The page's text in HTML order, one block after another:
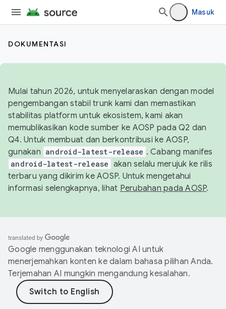
Masuk
DOKUMENTASI
Mulai tahun 2026, untuk menyelaraskan dengan model
pengembangan stabil trunk kami dan memastikan
stabilitas platform untuk ekosistem, kami akan
memublikasikan kode sumber ke AOSP pada Q2 dan
Q4. Untuk membuat dan berkontribusi ke AOSP,
gunakan android-latest-release . Cabang manifes
android-latest-release akan selalu merujuk ke rilis
terbaru yang dikirim ke AOSP. Untuk mengetahui
informasi selengkapnya, lihat Perubahan pada AOSP.
Google menggunakan teknologi AI untuk
menerjemahkan konten ke dalam bahasa pilihan Anda.
Terjemahan AI mungkin mengandung kesalahan.